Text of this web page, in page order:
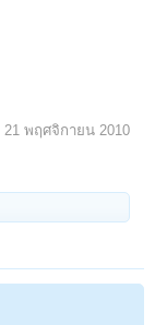
21 พฤศจิกายน 2010